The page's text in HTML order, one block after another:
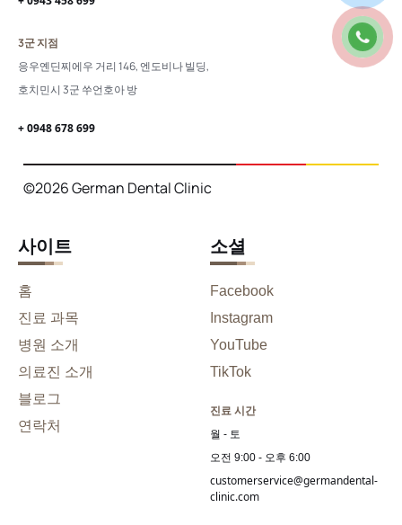
사이트
홈
진료 과목
병원 소개
의료진 소개
블로그
연락처
소셜
Facebook
Instagram
YouTube
TikTok
진료 시간
월 - 토
오전 9:00 - 오후 6:00
customerservice@germandental-
clinic.com
3군 지점
응우옌딘찌에우 거리 146, 엔도비나 빌딩,
호치민시 3군 쑤언호아 방
+ 0948 678 699
©2026 German Dental Clinic